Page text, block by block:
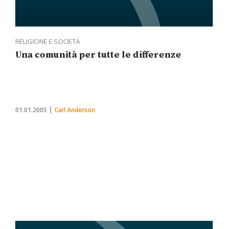
RELIGIONE E SOCIETÀ
Una comunità per tutte le differenze
01.01.2005 Carl Anderson